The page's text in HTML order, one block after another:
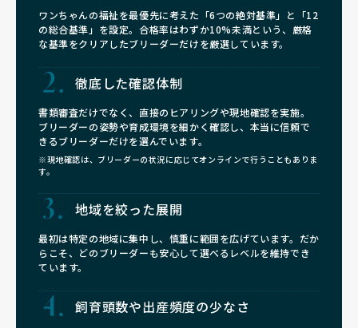
ワンちゃんの福祉を最優先に考えた「6つの絶対基準」と「12
の総合基準」を設定。合格率はわずか10%未満という、厳格
な基準をクリアしたブリーダーだけを厳選しています。
徹底した確認体制
書類審査だけでなく、直接のヒアリングや現地確認を実施。
ブリーダーの姿勢や育成環境を細かく確認し、本当に信頼で
きるブリーダーだけを選んでいます。
※現地確認は、ブリーダーの状況に応じてオンラインで行うこともありま
す。
地域を絞った展開
最初は特定の地域に集中し、慎重に範囲を広げています。だか
らこそ、どのブリーダーも安心して選べるレベルを維持でき
ています。
飼育頭数や出産頻度の少なさ